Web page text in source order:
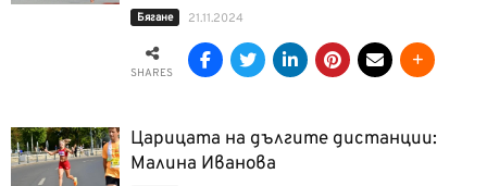
Бягане 21.11.2024
SHARES
Царицата на дългите дистанции:
Малина Иванова